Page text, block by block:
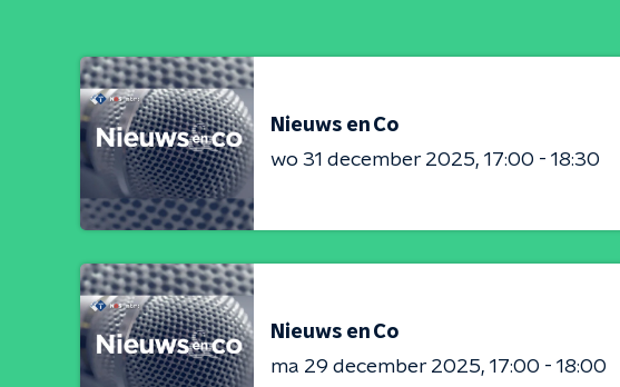
Nieuws en Co
wo 31 december 2025 17:00 - 18:30
Nieuws en Co
ma 29 december 2025 17:00 - 18:00